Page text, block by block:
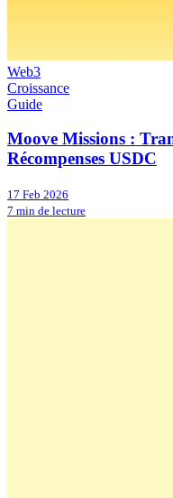
Web3
Croissance
Guide
Moove Missions :
Récompenses USDC
17 Feb 2026
7 min de lecture